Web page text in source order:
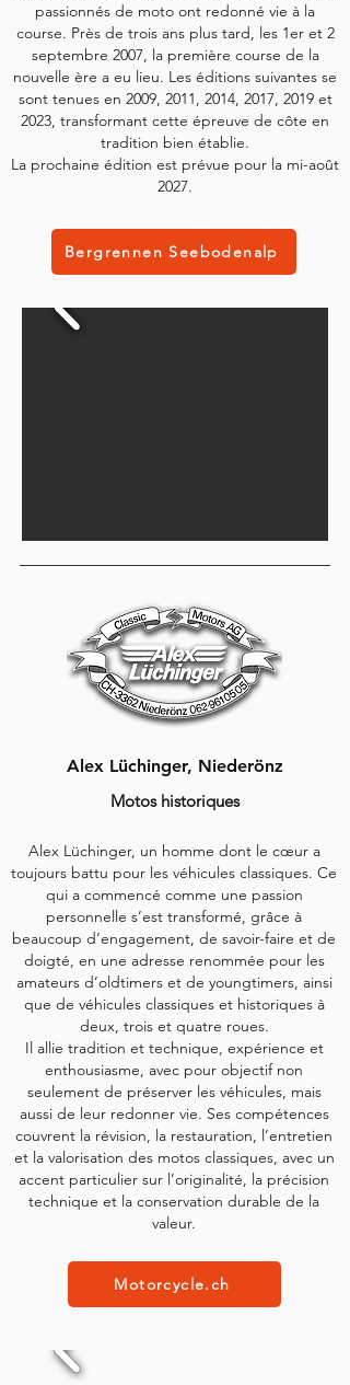
passionnés de moto ont redonné vie à la
course. Près de trois ans plus tard, les 1er et 2
septembre 2007, la première course de la
nouvelle ère a eu lieu. Les éditions suivantes se
sont tenues en 2009, 2011, 2014, 2017, 2019 et
2023, transformant cette épreuve de côte en
tradition bien établie.
La prochaine édition est prévue pour la mi-août
2027.
Bergrennen Seebodenalp
Alex Lüchinger, Niederönz
Motos historiques
Alex Lüchinger, un homme dont le cœur a
toujours battu pour les véhicules classiques. Ce
qui a commencé comme une passion
personnelle s’est transformé, grâce à
beaucoup d’engagement, de savoir-faire et de
doigté, en une adresse renommée pour les
amateurs d’oldtimers et de youngtimers, ainsi
que de véhicules classiques et historiques à
deux, trois et quatre roues.
Il allie tradition et technique, expérience et
enthousiasme, avec pour objectif non
seulement de préserver les véhicules, mais
aussi de leur redonner vie. Ses compétences
couvrent la révision, la restauration, l’entretien
et la valorisation des motos classiques, avec un
accent particulier sur l’originalité, la précision
technique et la conservation durable de la
valeur.
Motorcycle.ch